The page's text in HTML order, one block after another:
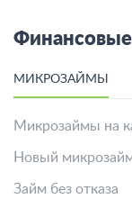
МИКРОЗАЙМЫ
Микрозаймы на
Новый
Займ без отказа